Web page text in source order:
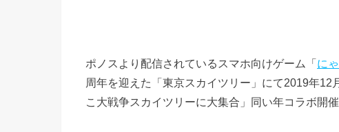
ポノスより配信されているスマホ向けゲーム「に
周年を迎えた「東京スカイツリー」にて2019年
こ大戦争スカイツリーに大集合」同い年コラボ開